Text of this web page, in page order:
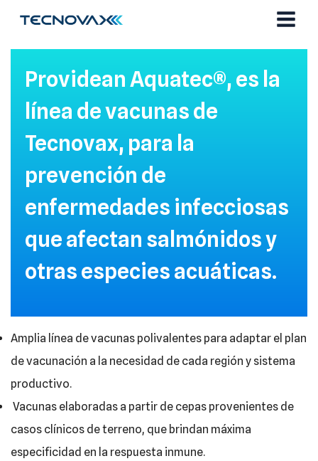
Providean Aquatec®, es la
línea de vacunas de
Tecnovax, para la
prevención de
enfermedades infecciosas
que afectan salmónidos y
otras especies acuáticas.
Amplia línea de vacunas polivalentes para adaptar el plan
de vacunación a la necesidad de cada región y sistema
productivo.
Vacunas elaboradas a partir de cepas provenientes de
casos clínicos de terreno, que brindan máxima
especificidad en la respuesta inmune.